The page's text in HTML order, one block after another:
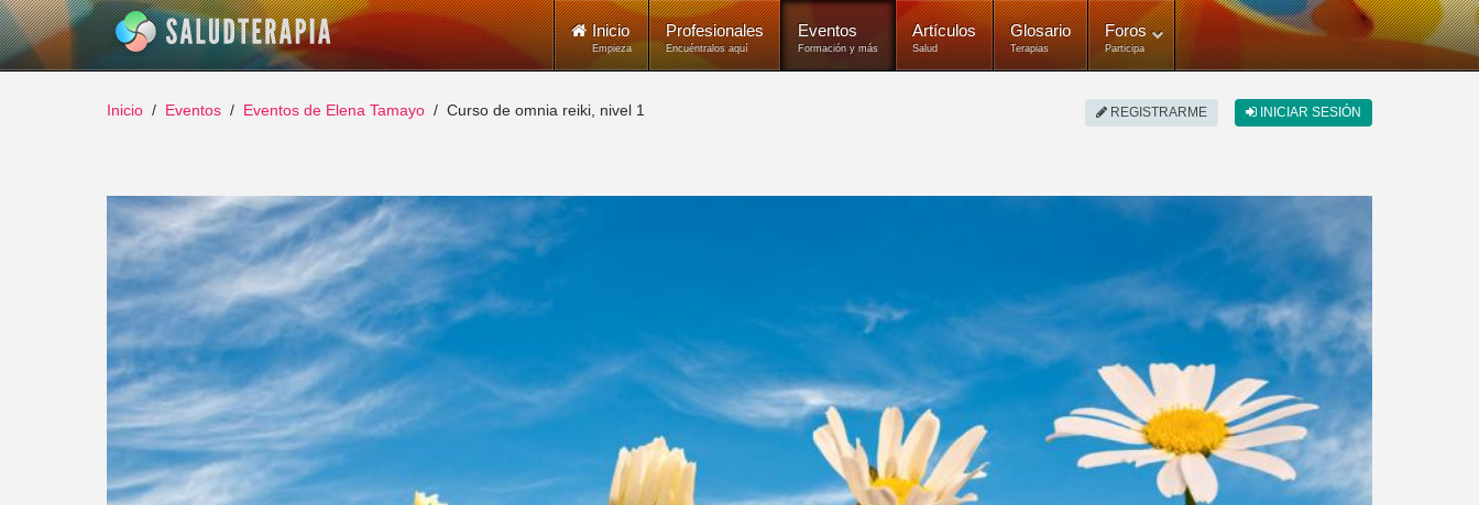
Inicio
Empieza
Profesionales
Encuéntralos aquí
Eventos
Formación y más
Artículos
Salud
Glosario
Terapias
Foros
Participa
REGISTRARME INICIAR SESIÓN
Inicio Eventos Eventos de Elena Tamayo Curso de omnia reiki, nivel 1